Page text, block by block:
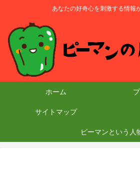
あなたの好奇心を刺激する情報
ホーム
サイトマップ
ピーマンという人